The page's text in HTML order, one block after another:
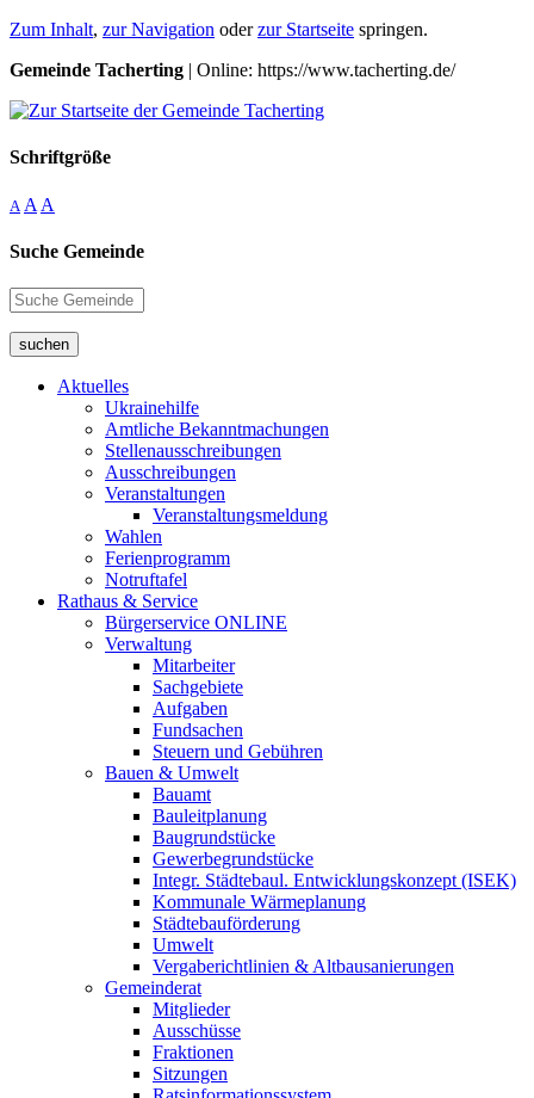
Zum Inhalt, zur Navigation oderzur Startseite springen.
Gemeinde Tacherting | Online: https://www.tacherting.de/
Schriftgröße
A A A
Suche Gemeinde
suchen
Aktuelles
Ukrainehilfe
Amtliche Bekanntmachungen
Stellenausschreibungen
Ausschreibungen
Veranstaltungen
Veranstaltungsmeldung
Wahlen
Ferienprogramm
Notruftafel
Rathaus & Service
Bürgerservice ONLINE
Verwaltung
Mitarbeiter
Sachgebiete
Aufgaben
Fundsachen
Steuern und Gebühren
Bauen & Umwelt
Bauamt
Bauleitplanung
Baugrundstücke
Gewerbegrundstücke
Integr. Städtebaul. Entwicklungskonzept (ISEK)
Kommunale Wärmeplanung
Städtebauförderung
Umwelt
Vergaberichtlinien & Altbausanierungen
Gemeinderat
Mitglieder
Ausschüsse
Fraktionen
Sitzungen